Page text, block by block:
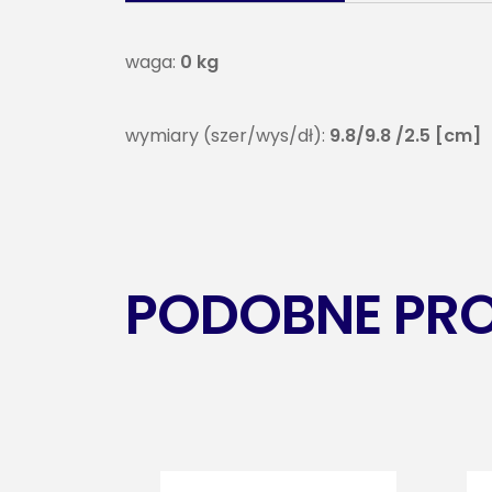
waga: 0 kg
wymiary (szer/wys/dł): 9.8/9.8 /2.5 [cm]
PODOBNE